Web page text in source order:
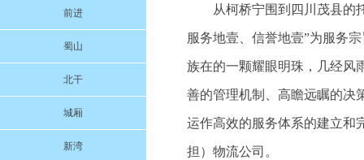
前进
蜀山
北干
城厢
新湾
从柯桥宁围到四川茂县的
服务地壹、信誉地壹”为服务
族在的一颗耀眼明珠，几经风
善的管理机制、高瞻远瞩的决
运作高效的服务体系的建立和
担）物流公司。